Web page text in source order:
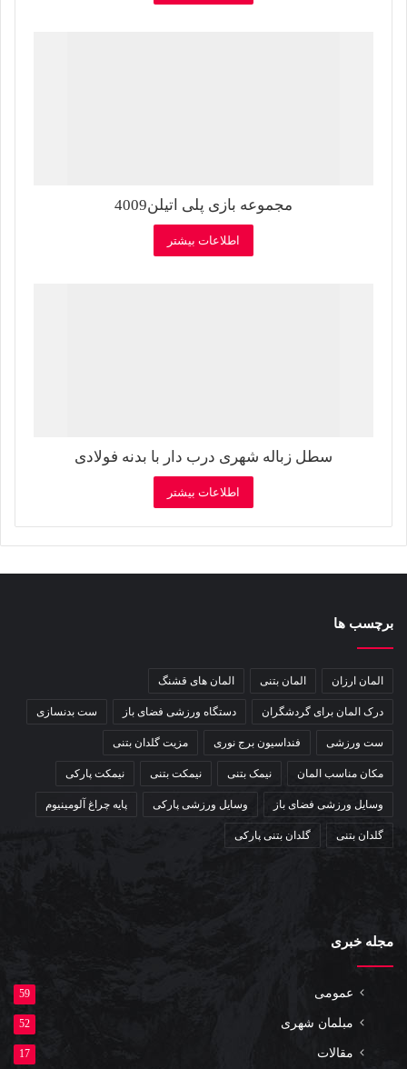
مجموعه بازی پلی اتیلن4009
اطلاعات بیشتر
سطل زباله شهری درب دار با بدنه فولادی
اطلاعات بیشتر
برچسب ها
المان ارزان المان بتنی المان های قشنگ
درک المان برای گردشگران دستگاه ورزشی فضای باز ست بدنسازی
ست ورزشی فنداسیون برج نوری مزیت گلدان بتنی
مکان مناسب المان نیمک بتنی نیمکت بتنی نیمکت پارکی
وسایل ورزشی فضای باز وسایل ورزشی پارکی پایه چراغ آلومینیوم
گلدان بتنی گلدان بتنی پارکی
مجله خبری
عمومی 59
مبلمان شهری 52
مقالات 17